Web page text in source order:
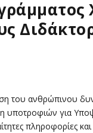
του ανθρώπινου
υποτροφιών για
πληροφορίες